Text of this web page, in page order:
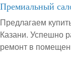
Премиальный
Предлагаем
Казани. Успешно
ремонт в